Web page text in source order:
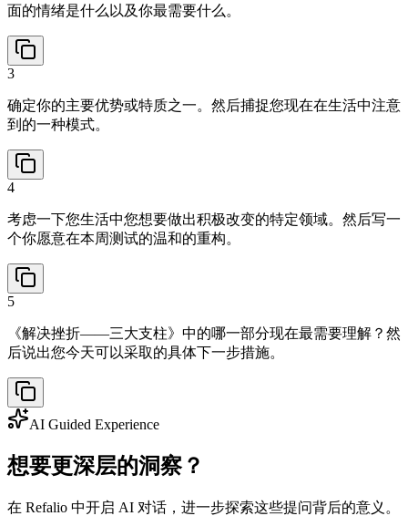
面的情绪是什么以及你最需要什么。
3
确定你的主要优势或特质之一。然后捕捉您现在在生活中注意
到的一种模式。
4
考虑一下您生活中您想要做出积极改变的特定领域。然后写一
个你愿意在本周测试的温和的重构。
5
《解决挫折——三大支柱》中的哪一部分现在最需要理解？然
后说出您今天可以采取的具体下一步措施。
AI Guided Experience
想要更深层的洞察？
在 Refalio 中开启 AI 对话，进一步探索这些提问背后的意义。